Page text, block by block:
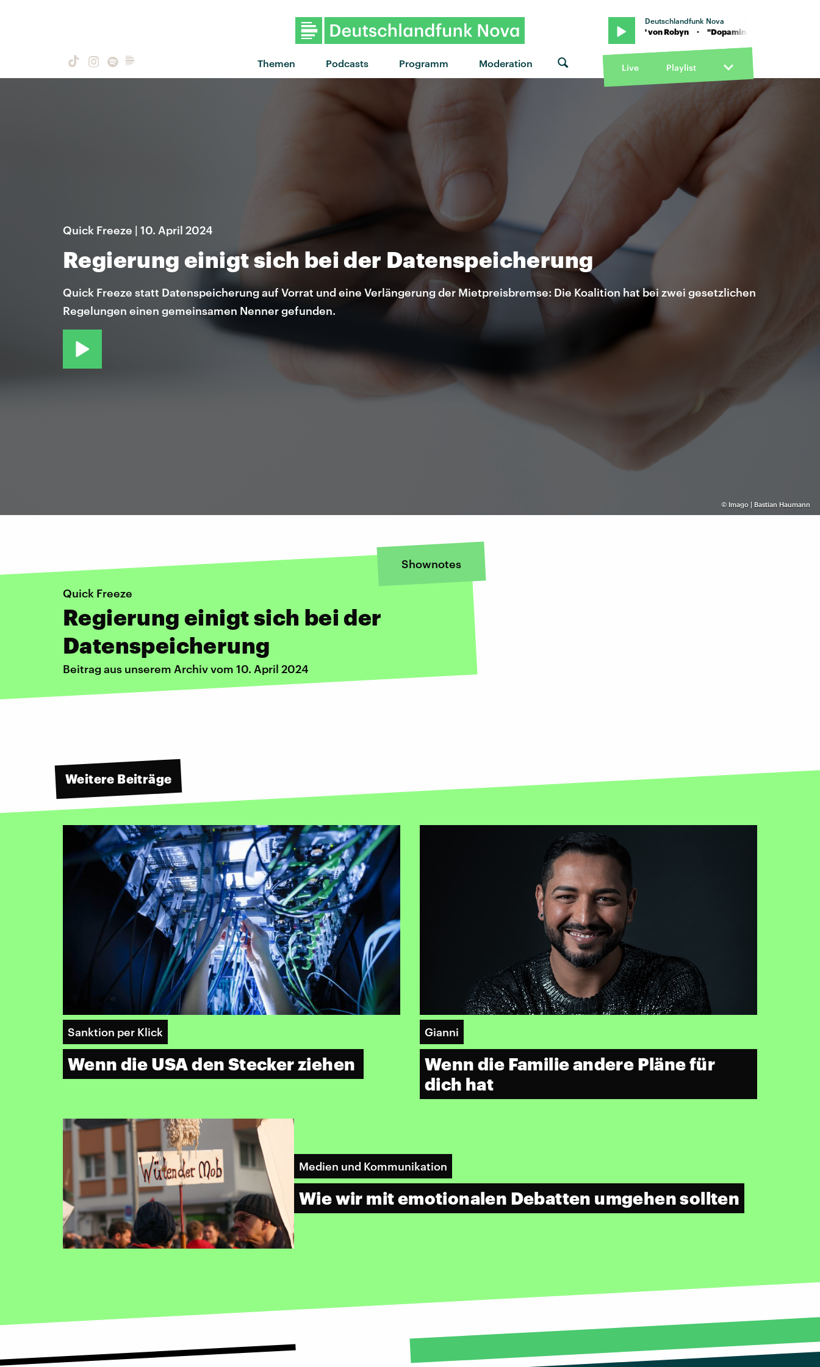
Themen Podcasts Programm Moderation
Deutschlandfunk Nova
"Dopamine" von Robyn · "Dopamine" von Robyn · "Dopamine" von Robyn
Live Playlist
© Imago | Bastian Haumann
Quick Freeze | 10. April 2024
Regierung einigt sich bei der Datenspeicherung
Quick Freeze statt Datenspeicherung auf Vorrat und eine Verlängerung der Mietpreisbremse: Die Koalition hat bei zwei gesetzlichen
Regelungen einen gemeinsamen Nenner gefunden.
Shownotes
Quick Freeze
Regierung einigt sich bei der
Datenspeicherung
Beitrag aus unserem Archiv vom 10. April 2024
Weitere Beiträge
Sanktion per Klick
Wenn die USA den Stecker ziehen
Gianni
Wenn die Familie andere Pläne für
dich hat
Medien und Kommunikation
Wie wir mit emotionalen Debatten umgehen sollten